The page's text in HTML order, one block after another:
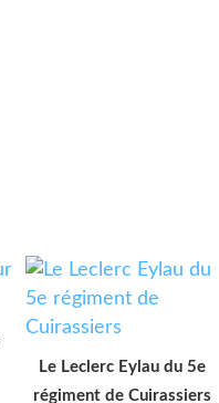
Le Leclerc Eylau du 5e
régiment de Cuirassiers